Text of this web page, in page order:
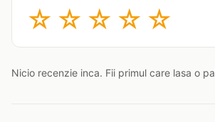
☆ ☆ ☆ ☆ ☆
Nicio recenzie inca. Fii primul care lasa o